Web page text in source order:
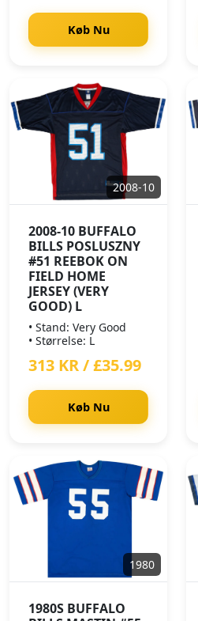
Køb Nu
2008-10
2008-10 BUFFALO
BILLS POSLUSZNY
#51 REEBOK ON
FIELD HOME
JERSEY (VERY
GOOD) L
• Stand: Very Good
• Størrelse: L
313 KR / £35.99
Køb Nu
1980
1980S BUFFALO